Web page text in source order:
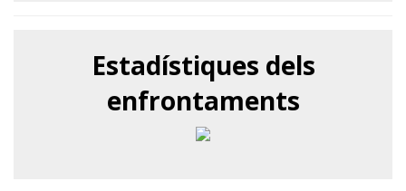
Estadístiques dels
enfrontaments